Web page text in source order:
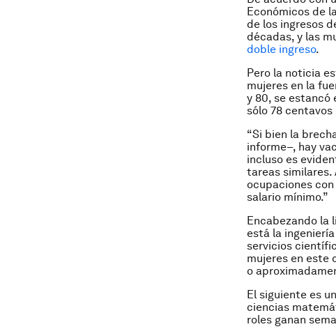
Económicos de
de los ingresos
décadas, y las
doble ingreso.
Pero la noticia
mujeres en la
y 80, se estancó
sólo 78
“Si bien la
informe–, hay
incluso es
tareas similares.
ocupaciones
salario mínimo.”
Encabezando la
está la
servicios
mujeres en este
o
El siguiente es
ciencias
roles ganan